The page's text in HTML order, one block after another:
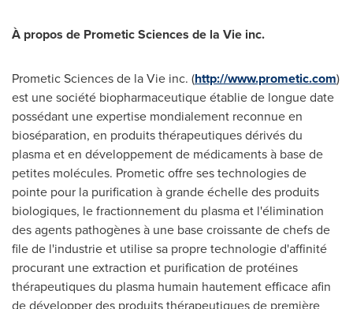
À propos de Prometic Sciences de la Vie inc.
Prometic Sciences de la Vie inc. (http://www.prometic.com)
est une société biopharmaceutique établie de longue date
possédant une expertise mondialement reconnue en
bioséparation, en produits thérapeutiques dérivés du
plasma et en développement de médicaments à base de
petites molécules. Prometic offre ses technologies de
pointe pour la purification à grande échelle des produits
biologiques, le fractionnement du plasma et l'élimination
des agents pathogènes à une base croissante de chefs de
file de l'industrie et utilise sa propre technologie d'affinité
procurant une extraction et purification de protéines
thérapeutiques du plasma humain hautement efficace afin